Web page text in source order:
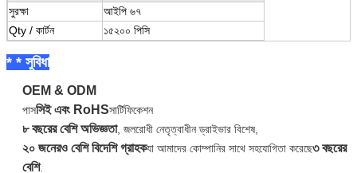
সুরক্ষা
আইপি ৬৭
Qty / কার্টন
১৫২০০ পিসি
* * সুবিধা
OEM & ODM
পাসসিই এবং RoHSসার্টিফিকেশন
৮ বছরের বেশি অভিজ্ঞতা, জলরোধী নেতৃত্বাধীন ড্রাইভার বিশেষ,
২০ জনেরও বেশি বিদেশি গ্রাহকযা আমাদের কোম্পানির সাথে সহযোগিতা করেছে৩ বছরের
বেশি.